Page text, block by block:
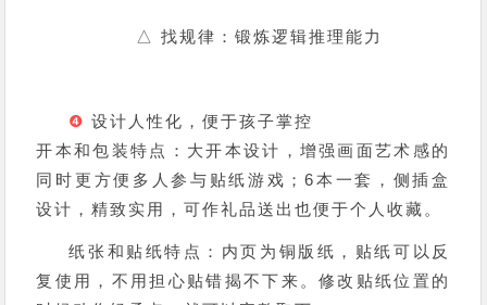
△ 找规律：锻炼逻辑推理能力
❹设计人性化，便于孩子掌控
开本和包装特点：大开本设计，增强画面艺术感的
同时更方便多人参与贴纸游戏；6本一套，侧插盒
设计，精致实用，可作礼品送出也便于个人收藏。
纸张和贴纸特点：内页为铜版纸，贴纸可以反
复使用，不用担心贴错揭不下来。修改贴纸位置的